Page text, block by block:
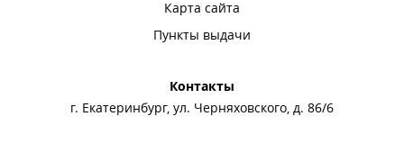
Карта сайта
Пункты выдачи
Контакты
г. Екатеринбург, ул. Черняховского, д. 86/6